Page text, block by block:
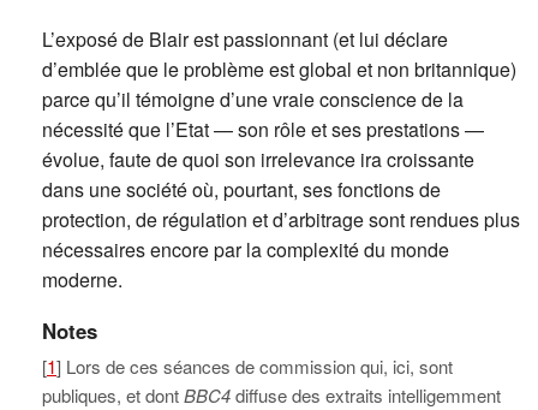
L’exposé de Blair est passionnant (et lui déclare
d’emblée que le problème est global et non britannique)
parce qu’il témoigne d’une vraie conscience de la
nécessité que l’Etat — son rôle et ses prestations —
évolue, faute de quoi son irrelevance ira croissante
dans une société où, pourtant, ses fonctions de
protection, de régulation et d’arbitrage sont rendues plus
nécessaires encore par la complexité du monde
moderne.
Notes
[1] Lors de ces séances de commission qui, ici, sont
publiques, et dontBBC4diffuse des extraits intelligemment